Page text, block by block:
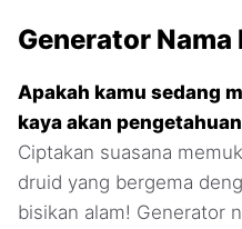
Generator
Apakah kamu sedang
kaya akan
Ciptakan suasana
druid yang bergema
bisikan alam! Generator